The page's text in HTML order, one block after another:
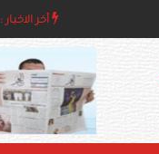
أخر الاخبار :